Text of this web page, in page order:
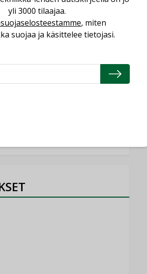
EPD-dokumenteista
vertailukelpoisuus?
on
ajassa paikalleen
yli 3000 tilaajaa.
, miten
suojaa ja käsittelee tietojasi.